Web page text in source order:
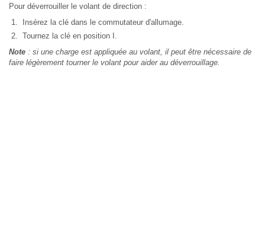
Pour déverrouiller le volant de direction :
Insérez la clé dans le commutateur d'allumage.
Tournez la clé en position I.
Note : si une charge est appliquée au volant, il peut être nécessaire de
faire légèrement tourner le volant pour aider au déverrouillage.